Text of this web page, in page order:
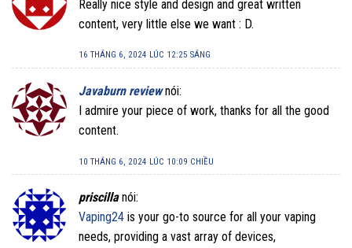
Really nice style and design and great written
content, very little else we want : D.
16 THÁNG 6, 2024 LÚC 12:25 SÁNG
Javaburn review nói:
I admire your piece of work, thanks for all the good
content.
10 THÁNG 6, 2024 LÚC 10:09 CHIỀU
priscilla nói:
Vaping24 is your go-to source for all your vaping
needs, providing a vast array of devices,